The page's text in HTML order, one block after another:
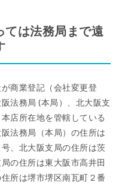
ては法務局まで遠
商業登記（会社変更登
法務局 (本局）、北大阪支
店所在地を管轄している
法務局（本局）の住所は
、北大阪支局の住所は茨
の住所は東大阪市高井田
所は堺市堺区南瓦町２番